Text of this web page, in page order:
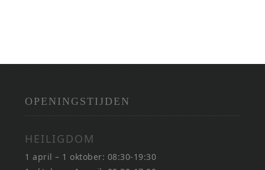
OPENINGSTIJDEN
HEILIGDOM
1 april – 1 oktober: 08:30-19:30